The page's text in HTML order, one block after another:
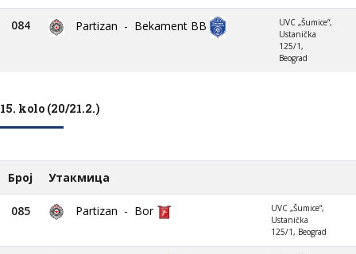
084 Partizan - Bekament BB
UVC „Šumice“,
Ustanička
125/1,
Beograd
15. kolo (20/21.2.)
Број Утакмица
085 Partizan - Bor
UVC „Šumice“,
Ustanička
125/1, Beograd